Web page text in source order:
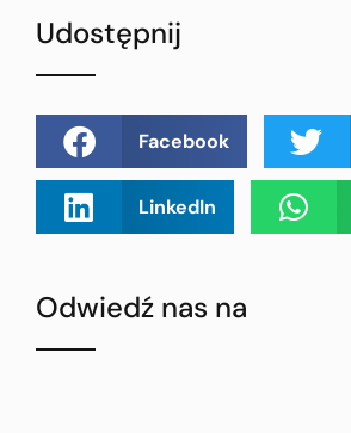
Udostępnij
Facebook
LinkedIn
Odwiedź nas na